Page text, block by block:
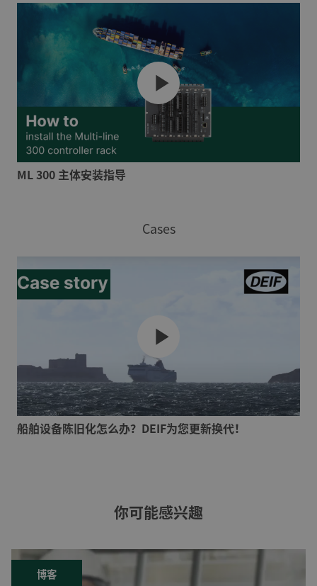
ML 300 主体安装指导
Cases
船舶设备陈旧化怎么办？DEIF为您更新换代！
你可能感兴趣
博客